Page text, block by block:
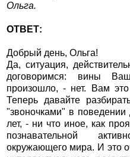
Ольга.
ОТВЕТ:
Добрый день, Ольга!
Да, ситуация,
договоримся: вины
произошло, - нет. Вам
Теперь давайте
"звоночками" в поведении
лет, - ни что иное, как
познавательной
окружающего мира. И это